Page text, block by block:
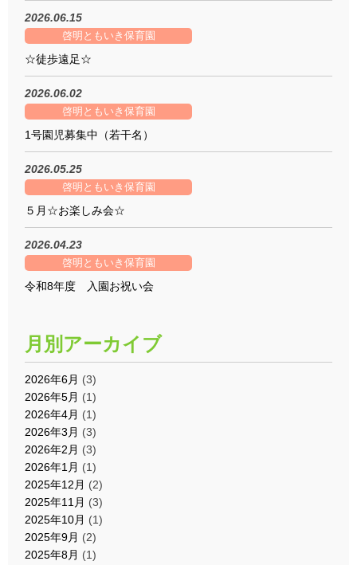
2026.06.15
啓明ともいき保育園
☆徒歩遠足☆
2026.06.02
啓明ともいき保育園
1号園児募集中（若干名）
2026.05.25
啓明ともいき保育園
５月☆お楽しみ会☆
2026.04.23
啓明ともいき保育園
令和8年度 入園お祝い会
月別アーカイブ
2026年6月 (3)
2026年5月 (1)
2026年4月 (1)
2026年3月 (3)
2026年2月 (3)
2026年1月 (1)
2025年12月 (2)
2025年11月 (3)
2025年10月 (1)
2025年9月 (2)
2025年8月 (1)